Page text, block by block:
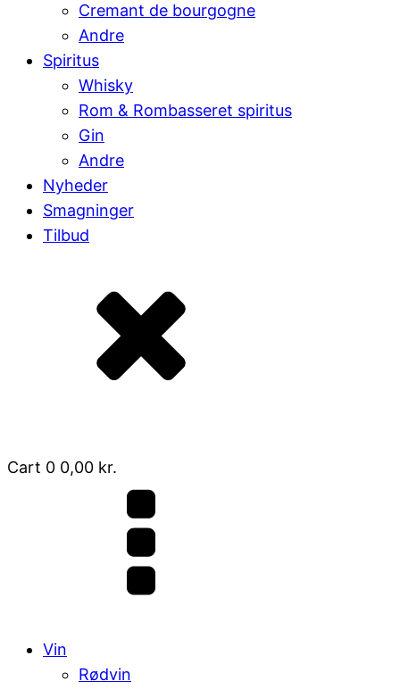
Cremant de bourgogne
Andre
Spiritus
Whisky
Rom & Rombasseret spiritus
Gin
Andre
Nyheder
Smagninger
Tilbud
Cart 0 0,00 kr.
Vin
Rødvin